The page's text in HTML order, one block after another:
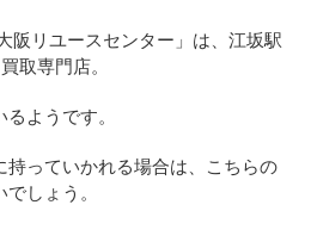
阪リユースセンター」は、江坂駅
取専門店。
ようです。
っていかれる場合は、こちらの
しょう。